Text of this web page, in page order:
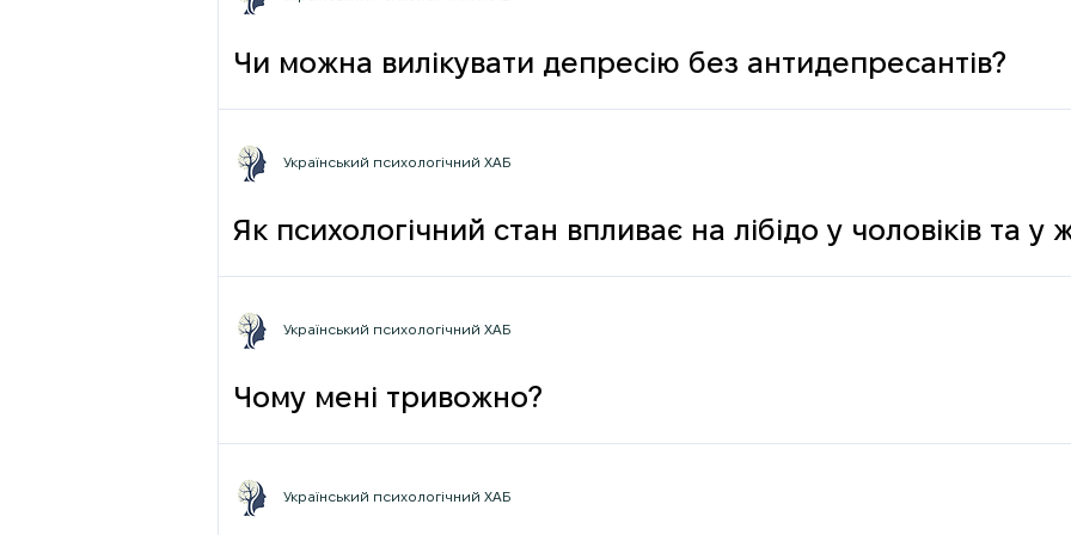
Чи можна вилікувати депресію без антидепресантів?
Як психологічний стан впливає на лібідо у чоловіків та у
Український психологічний ХАБ
Чому мені тривожно?
Український психологічний ХАБ
Український психологічний ХАБ